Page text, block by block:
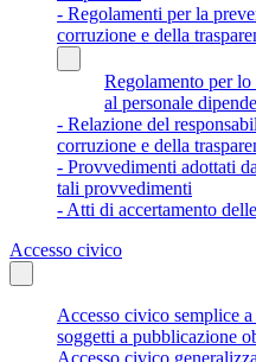
- Regolamenti per la
corruzione e della
Regolamento per
al personale
- Relazione del
corruzione e della
- Provvedimenti adottati
tali provvedimenti
- Atti di accertamento
Accesso civico
Accesso civico semplice
soggetti a pubblicazione
Accesso civico